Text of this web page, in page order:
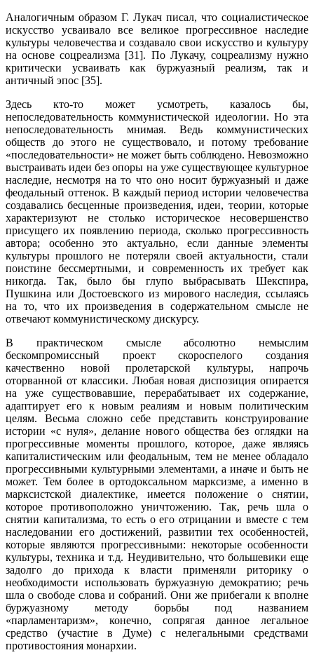
Аналогичным образом Г. Лукач писал, что социалистическое
искусство усва­ивало все великое прогрессивное наследие
культуры человечества и создавало свои искусство и культуру
на основе соцреализма [31]. По Лукачу, соцреализму нужно
критически усваивать как буржуазный реализм, так и
античный эпос [35].
Здесь кто-то может усмотреть, казалось бы,
непоследовательность ком­мунистической идеологии. Но эта
непоследовательность мнимая. Ведь ком­мунистических
обществ до этого не существовало, и потому требование
«последовательности» не может быть соблюдено. Невозможно
выстраивать идеи без опоры на уже существующее культурное
наследие, несмотря на то что оно носит буржуазный и даже
феодальный оттенок. В каждый период истории человечества
создавались бесценные произведения, идеи, теории, которые
характеризуют не столько историческое несовершенство
присущего их появ­лению периода, сколько прогрессивность
автора; особенно это актуально, если данные элементы
культуры прошлого не потеряли своей актуальности, стали
поистине бессмертными, и современность их требует как
никогда. Так, было бы глупо выбрасывать Шекспира,
Пушкина или Достоевского из мирового наследия, ссылаясь
на то, что их произведения в содержательном смысле не
отвечают коммунистическому дискурсу.
В практическом смысле абсолютно немыслим
бескомпромиссный проект скороспелого создания
качественно новой пролетарской культуры, напрочь
оторванной от классики. Любая новая диспозиция опирается
на уже сущест­вовавшие, перерабатывает их содержание,
адаптирует его к новым реалиям и новым политическим
целям. Весьма сложно себе представить конструирование
истории «с нуля», делание нового общества без оглядки на
прогрессивные моменты прошлого, которое, даже являясь
капиталистическим или феодаль­ным, тем не менее обладало
прогрессивными культурными элементами, а иначе и быть не
может. Тем более в ортодоксальном марксизме, а именно в
мар­ксистской диалектике, имеется положение о снятии,
которое противоположно уничтожению. Так, речь шла о
снятии капитализма, то есть о его отрицании и вместе с тем
наследовании его достижений, развитии тех особенностей,
кото­рые являются прогрессивными: некоторые особенности
культуры, техника и т.д. Неудивительно, что большевики еще
задолго до прихода к власти применяли риторику о
необходимости использовать буржуазную демократию; речь
шла о свободе слова и собраний. Они же прибегали к вполне
буржуазному методу борьбы под названием
«парламентаризм», конечно, сопрягая данное легаль­ное
средство (участие в Думе) с нелегальными средствами
противостояния монархии.